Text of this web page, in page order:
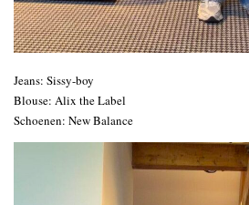
Jeans: Sissy-boy
Blouse: Alix the Label
Schoenen: New Balance